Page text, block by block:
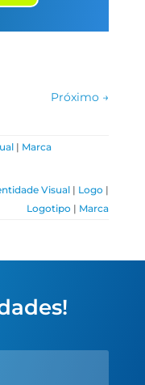
Próximo →
| Marca
Visual | Logo |
Logotipo | Marca